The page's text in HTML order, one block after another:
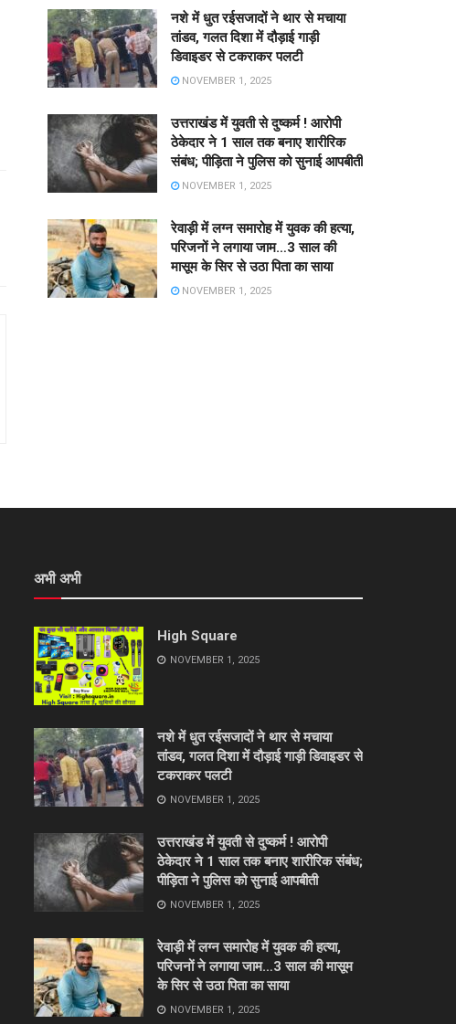
नशे में धुत रईसजादों ने थार से मचाया
तांडव, गलत दिशा में दौड़ाई गाड़ी
डिवाइडर से टकराकर पलटी
NOVEMBER 1, 2025
उत्तराखंड में युवती से दुष्कर्म ! आरोपी
ठेकेदार ने 1 साल तक बनाए शारीरिक
संबंध; पीड़िता ने पुलिस को सुनाई आपबीती
NOVEMBER 1, 2025
रेवाड़ी में लग्न समारोह में युवक की हत्या,
परिजनों ने लगाया जाम…3 साल की
मासूम के सिर से उठा पिता का साया
NOVEMBER 1, 2025
अभी अभी
High Square
NOVEMBER 1, 2025
नशे में धुत रईसजादों ने थार से मचाया
तांडव, गलत दिशा में दौड़ाई गाड़ी डिवाइडर से
टकराकर पलटी
NOVEMBER 1, 2025
उत्तराखंड में युवती से दुष्कर्म ! आरोपी
ठेकेदार ने 1 साल तक बनाए शारीरिक संबंध;
पीड़िता ने पुलिस को सुनाई आपबीती
NOVEMBER 1, 2025
रेवाड़ी में लग्न समारोह में युवक की हत्या,
परिजनों ने लगाया जाम…3 साल की मासूम
के सिर से उठा पिता का साया
NOVEMBER 1, 2025